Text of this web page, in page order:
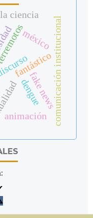
fantásticocomunicación institucional
ciencia
fake news
méxico
animación
dengue